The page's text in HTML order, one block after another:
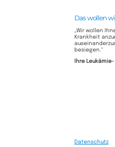
Das wollen
„Wir wollen
Krankheit
besiegen.“
Ihre Leukämie-
Datenschutz